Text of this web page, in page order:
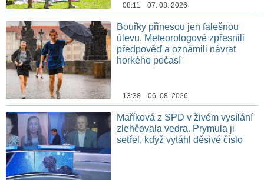
08:11 07. 08. 2026
Bouřky přinesou jen falešnou
úlevu. Meteorologové zpřesnili
předpověď a oznámili návrat
horkého počasí
13:38 06. 08. 2026
Maříková z SPD v živém vysílání
zlehčovala vedra. Prymula ji
setřel, když vytáhl děsivé číslo